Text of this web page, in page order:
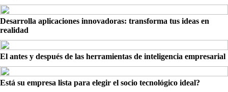
Desarrolla aplicaciones innovadoras: transforma tus ideas en
realidad
El antes y después de las herramientas de inteligencia empresarial
Está su empresa lista para elegir el socio tecnológico ideal?